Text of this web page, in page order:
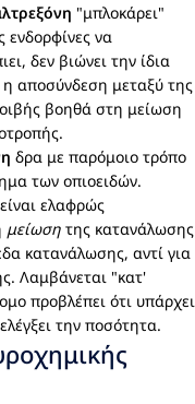
"μπλοκάρει"
ενδορφίνες να
δεν βιώνει την ίδια
αποσύνδεση μεταξύ της
βοηθά στη μείωση
δρα με παρόμοιο τρόπο
των οπιοειδών.
ελαφρώς
μείωση της κατανάλωσης
κατανάλωσης, αντί για
Λαμβάνεται "κατ'
προβλέπει ότι υπάρχει
την ποσότητα.